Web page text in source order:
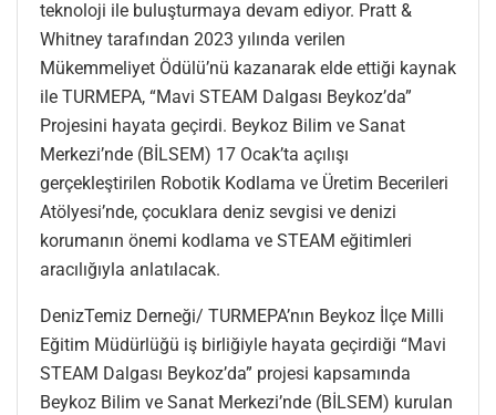
teknoloji ile buluşturmaya devam ediyor. Pratt &
Whitney tarafından 2023 yılında verilen
Mükemmeliyet Ödülü’nü kazanarak elde ettiği kaynak
ile TURMEPA, “Mavi STEAM Dalgası Beykoz’da”
Projesini hayata geçirdi. Beykoz Bilim ve Sanat
Merkezi’nde (BİLSEM) 17 Ocak’ta açılışı
gerçekleştirilen Robotik Kodlama ve Üretim Becerileri
Atölyesi’nde, çocuklara deniz sevgisi ve denizi
korumanın önemi kodlama ve STEAM eğitimleri
aracılığıyla anlatılacak.
DenizTemiz Derneği/ TURMEPA’nın Beykoz İlçe Milli
Eğitim Müdürlüğü iş birliğiyle hayata geçirdiği “Mavi
STEAM Dalgası Beykoz’da” projesi kapsamında
Beykoz Bilim ve Sanat Merkezi’nde (BİLSEM) kurulan